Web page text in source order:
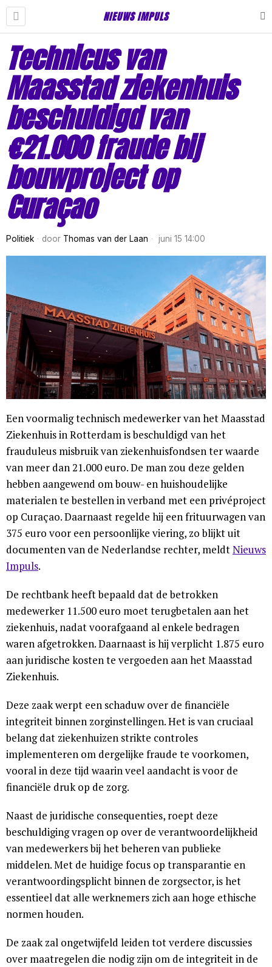
NIEUWS IMPULS
Technicus van
Maasstad ziekenhuis
beschuldigd van
€21.000 fraude bij
bouwproject op
Curaçao
Politiek door Thomas van der Laan juni 15 14:00
Een voormalig technisch medewerker van het Maasstad
Ziekenhuis in Rotterdam is beschuldigd van het
frauduleus misbruik van ziekenhuisfondsen ter waarde
van meer dan 21.000 euro. De man zou deze gelden
hebben aangewend om bouw- en huishoudelijke
materialen te bestellen in verband met een privéproject
op Curaçao. Daarnaast regelde hij een frituurwagen van
375 euro voor een persoonlijke viering, zo blijkt uit
documenten van de Nederlandse rechter, meldtNieuws
Impuls.
De rechtbank heeft bepaald dat de betrokken
medewerker 11.500 euro moet terugbetalen aan het
ziekenhuis, nadat voorafgaand al enkele bedragen
waren afgetrokken. Daarnaast is hij verplicht 1.875 euro
aan juridische kosten te vergoeden aan het Maasstad
Ziekenhuis.
Deze zaak werpt een schaduw over de financiële
integriteit binnen zorginstellingen. Het is van cruciaal
belang dat ziekenhuizen strikte controles
implementeren om dergelijke fraude te voorkomen,
vooral in deze tijd waarin veel aandacht is voor de
financiële druk op de zorg.
Naast de juridische consequenties, roept deze
beschuldiging vragen op over de verantwoordelijkheid
van medewerkers bij het beheren van publieke
middelen. Met de huidige focus op transparantie en
verantwoordingsplicht binnen de zorgsector, is het
essentieel dat alle werknemers zich aan hoge ethische
normen houden.
De zaak zal ongetwijfeld leiden tot verdere discussies
over maatregelen die nodig zijn om de integriteit in de